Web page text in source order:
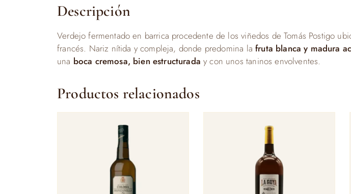
Descripción
Verdejo fermentado en barrica procedente de los viñedos de Tomás Postigo
francés. Nariz nítida y compleja, donde predomina la fruta blanca y madura
una boca cremosa, bien estructurada y con unos taninos envolventes.
Productos relacionados